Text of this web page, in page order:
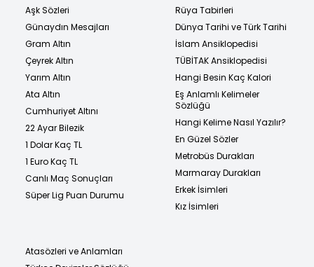
Aşk Sözleri
Günaydın Mesajları
Gram Altın
Çeyrek Altın
Yarım Altın
Ata Altın
Cumhuriyet Altını
22 Ayar Bilezik
1 Dolar Kaç TL
1 Euro Kaç TL
Canlı Maç Sonuçları
Süper Lig Puan Durumu
Rüya Tabirleri
Dünya Tarihi ve Türk Tarihi
İslam Ansiklopedisi
TÜBİTAK Ansiklopedisi
Hangi Besin Kaç Kalori
Eş Anlamlı Kelimeler
Sözlüğü
Hangi Kelime Nasıl Yazılır?
En Güzel Sözler
Metrobüs Durakları
Marmaray Durakları
Erkek İsimleri
Kız İsimleri
Atasözleri ve Anlamları